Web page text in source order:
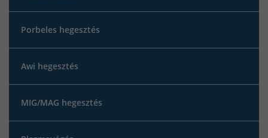
Porbeles hegesztés
Awi hegesztés
MIG/MAG hegesztés